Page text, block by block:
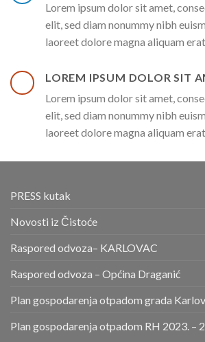
Lorem ipsum dolor sit amet,
elit, sed diam nonummy nibh
laoreet dolore magna aliquam
LOREM IPSUM DOLOR SIT
Lorem ipsum dolor sit amet,
elit, sed diam nonummy nibh
laoreet dolore magna aliquam
PRESS kutak
Novosti iz Čistoće
Raspored odvoza– KARLOVAC
Raspored odvoza – Općina Draganić
Plan gospodarenja otpadom grada
Plan gospodarenja otpadom RH 2023. –